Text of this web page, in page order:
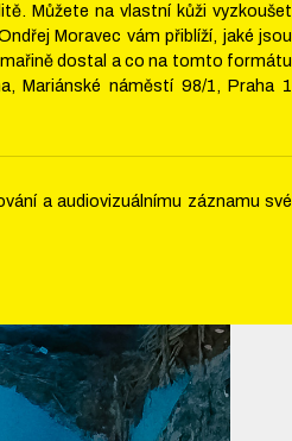
Můžete na vlastní kůži vyzkoušet
Moravec vám přiblíží, jaké jsou
dostal a co na tomto formátu
Mariánské náměstí 98/1, Praha 1
a audiovizuálnímu záznamu své